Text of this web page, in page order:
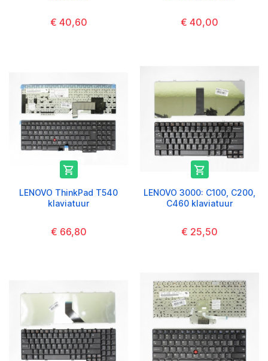
€ 40,60 € 40,00

LENOVO ThinkPad T540
klaviatuur
€ 66,80

LENOVO 3000: C100, C200,
C460 klaviatuur
€ 25,50